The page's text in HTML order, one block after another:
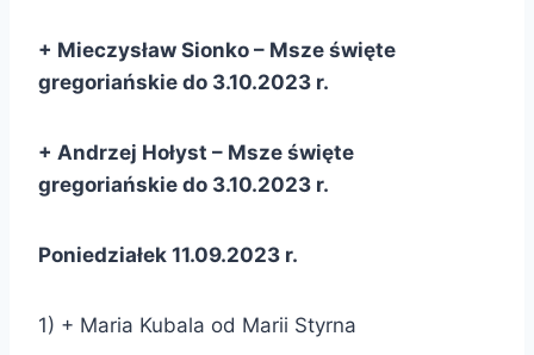
+ Mieczysław Sionko – Msze święte
gregoriańskie do 3.10.2023 r.
+ Andrzej Hołyst – Msze święte
gregoriańskie do 3.10.2023 r.
Poniedziałek 11.09.2023 r.
1) + Maria Kubala od Marii Styrna